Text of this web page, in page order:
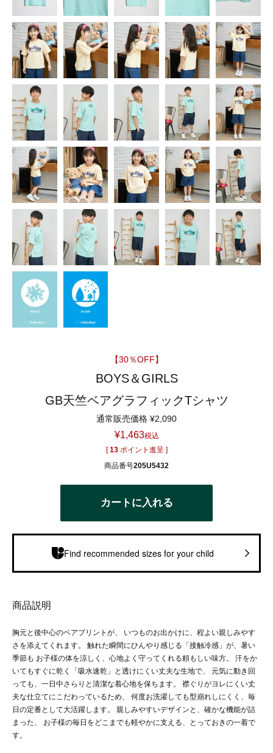
【30％OFF】
BOYS＆GIRLS
GB天竺ベアグラフィックTシャツ
通常販売価格 ¥2,090
¥1,463税込
[ 13 ポイント進呈 ]
商品番号205U5432
カートに入れる
Find recommended sizes for your child
商品説明
胸元と後中心のベアプリントが、 いつものお出かけに、程よい親しみやす
さを添えてくれます。 触れた瞬間にひんやり感じる「接触冷感」が、暑い
季節も お子様の体を涼しく、心地よく守ってくれる頼もしい味方。 汗をか
いてもすぐに乾く「吸水速乾」と透けにくい丈夫な生地で、 元気に動き回
っても、一日中さらりと清潔な着心地を保ちます。 襟ぐりがヨレにくい丈
夫な仕立てにこだわっているため、 何度お洗濯しても型崩れしにくく、毎
日の定番として大活躍します。 親しみやすいデザインと、確かな機能が詰
まった、 お子様の毎日をどこまでも軽やかに支える、とっておきの一着で
す。